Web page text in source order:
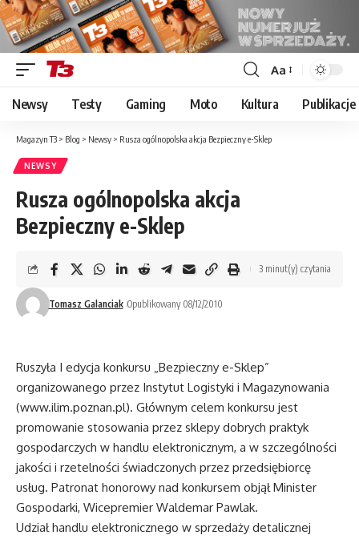
Font
Resizer
Aa
Newsy Testy Gaming Moto Kultura Publikacje
Magazyn T3 > Blog > Newsy > Rusza ogólnopolska akcja Bezpieczny e-Sklep
NEWSY
Rusza ogólnopolska akcja
Bezpieczny e-Sklep
Tomasz Galanciak Opublikowany 08/12/2010
3 minut(y) czytania
Ruszyła I edycja konkursu „Bezpieczny e-Sklep”
organizowanego przez Instytut Logistyki i Magazynowania
(www.ilim.poznan.pl). Głównym celem konkursu jest
promowanie stosowania przez sklepy dobrych praktyk
gospodarczych w handlu elektronicznym, a w szczególności
jakości i rzetelności świadczonych przez przedsiębiorcę
usług. Patronat honorowy nad konkursem objął Minister
Gospodarki, Wicepremier Waldemar Pawlak.
Udział handlu elektronicznego w sprzedaży detalicznej